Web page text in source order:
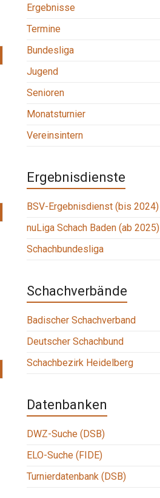
Ergebnisse
Termine
Bundesliga
Jugend
Senioren
Monatsturnier
Vereinsintern
Ergebnisdienste
BSV-Ergebnisdienst (bis 2024)
nuLiga Schach Baden (ab 2025)
Schachbundesliga
Schachverbände
Badischer Schachverband
Deutscher Schachbund
Schachbezirk Heidelberg
Datenbanken
DWZ-Suche (DSB)
ELO-Suche (FIDE)
Turnierdatenbank (DSB)